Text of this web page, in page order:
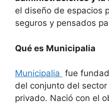
el diseño de espacios
seguros y pensados
Qué es Municipalia
Municipalia fue
del conjunto del
privado. Nació con el